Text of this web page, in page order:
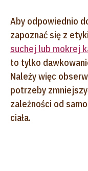
Aby odpowiednio
zapoznać się z
suchej lub mokrej
to tylko
Należy więc
potrzeby
zależności od
ciała.